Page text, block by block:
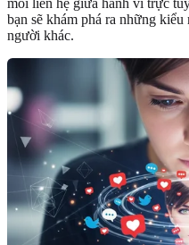
bạn sẽ khám phá ra những
người khác.